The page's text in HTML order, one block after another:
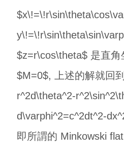
$z=r\cos\theta$ 是直
$M=0$, 上述的解就回
r^2d\theta^2-
d\varphi^2=c^2dt^2-
即所謂的 Minkowski